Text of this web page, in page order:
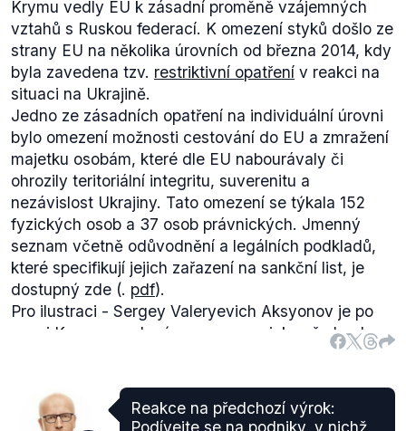
učitele, podpora technického vzdělávání či
regionální školství. Spojit tedy absenci těchto témat
s jedním pořadem ČT, v němž vystoupila ministryně
Valachová, je zavádějící.
Krymu vedly EU k zásadní proměně vzájemných
vztahů s Ruskou federací. K omezení styků došlo ze
strany EU na několika úrovních od března 2014, kdy
byla zavedena tzv. restriktivní opatření v reakci na
situaci na Ukrajině.
Jedno ze zásadních opatření na individuální úrovni
bylo omezení možnosti cestování do EU a zmražení
majetku osobám, které dle EU nabourávaly či
ohrozily teritoriální integritu, suverenitu a
nezávislost Ukrajiny. Tato omezení se týkala 152
fyzických osob a 37 osob právnických. Jmenný
seznam včetně odůvodnění a legálních podkladů,
které specifikují jejich zařazení na sankční list, je
dostupný zde (. pdf).
Pro ilustraci - Sergey Valeryevich Aksyonov je po
anexi Krymu uvedený na seznamu jako předseda
mezinárodně neuznané Nejvyšší rady republiky
ukrajinským prezidentem Turchynovem v březnu
2014 jako neústavní. Byl aktivním proponentem pro
Reakce na předchozí výrok:
Podívejte se na podniky, v nichž